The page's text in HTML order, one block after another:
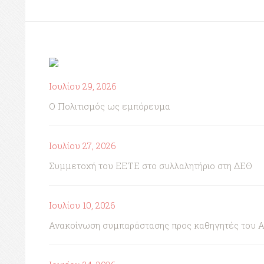
Ιουλίου 29, 2026
Ο Πολιτισμός ως εμπόρευμα
Ιουλίου 27, 2026
Συμμετοχή του ΕΕΤΕ στο συλλαλητήριο στη ΔΕΘ
Ιουλίου 10, 2026
Ανακοίνωση συμπαράστασης προς καθηγητές του